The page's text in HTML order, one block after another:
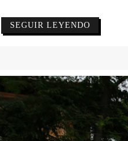
SEGUIR LEYENDO